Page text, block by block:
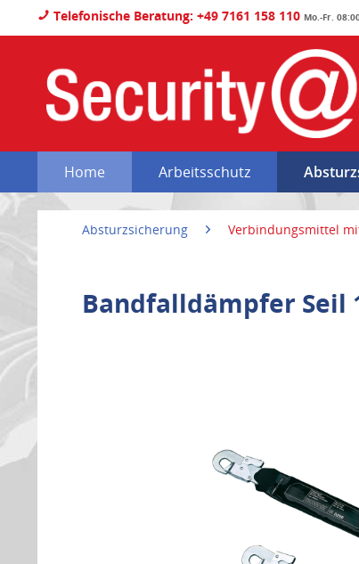
Telefonische Beratung: +49 7161 158 110 Mo.-Fr.
Home Arbeitsschutz
Absturzsicherung Verbindungsmittel
Bandfalldämpfer Seil